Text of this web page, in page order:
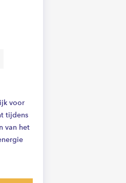
voor
tijdens
van het